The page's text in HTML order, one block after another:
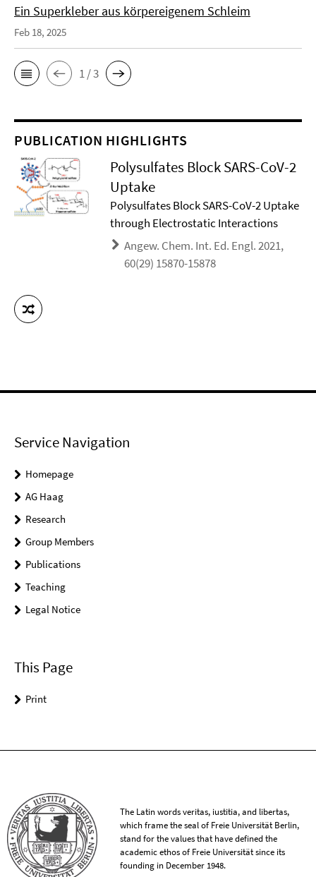
Ein Superkleber aus körpereigenem Schleim
Feb 18, 2025
1 / 3
PUBLICATION HIGHLIGHTS
Polysulfates Block SARS-CoV-2
Uptake
Polysulfates Block SARS-CoV-2 Uptake
through Electrostatic Interactions
Angew. Chem. Int. Ed. Engl. 2021,
60(29) 15870-15878
Service Navigation
Homepage
AG Haag
Research
Group Members
Publications
Teaching
Legal Notice
This Page
Print
The Latin words veritas, iustitia, and libertas,
which frame the seal of Freie Universität Berlin,
stand for the values that have defined the
academic ethos of Freie Universität since its
founding in December 1948.